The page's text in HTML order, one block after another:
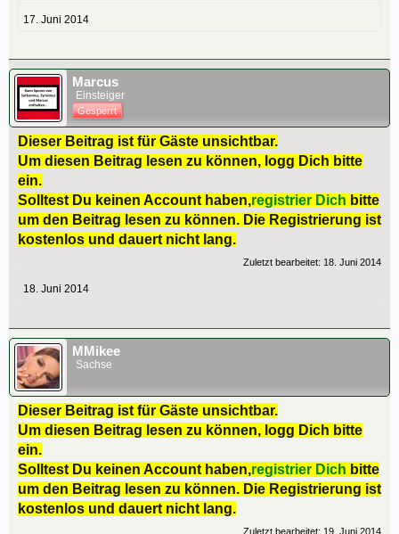
17. Juni 2014
Marcus
Einsteiger
Gesperrt
Dieser Beitrag ist für Gäste unsichtbar.
Um diesen Beitrag lesen zu können, logg Dich bitte
ein.
Solltest Du keinen Account haben,registrier Dich bitte
um den Beitrag lesen zu können. Die Registrierung ist
kostenlos und dauert nicht lang.
Zuletzt bearbeitet: 18. Juni 2014
18. Juni 2014
MMikee
Sachse
Dieser Beitrag ist für Gäste unsichtbar.
Um diesen Beitrag lesen zu können, logg Dich bitte
ein.
Solltest Du keinen Account haben,registrier Dich bitte
um den Beitrag lesen zu können. Die Registrierung ist
kostenlos und dauert nicht lang.
Zuletzt bearbeitet: 19. Juni 2014